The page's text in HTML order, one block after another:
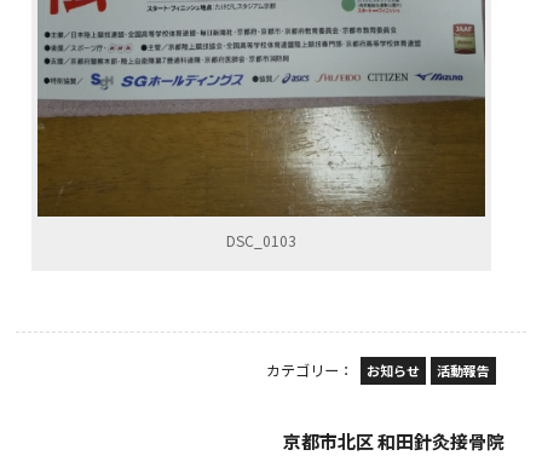
DSC_0103
カテゴリー： お知らせ 活動報告
京都市北区 和田針灸接骨院